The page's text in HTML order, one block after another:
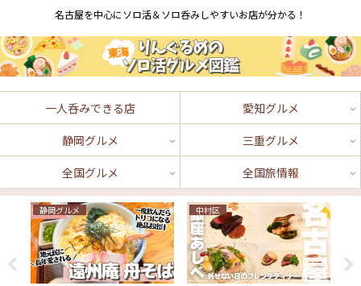
名古屋を中心にソロ活＆ソロ呑みしやすいお店が分かる！
一人呑みできる店
愛知グルメ
静岡グルメ
三重グルメ
全国グルメ
全国旅情報
静岡グルメ 中村区